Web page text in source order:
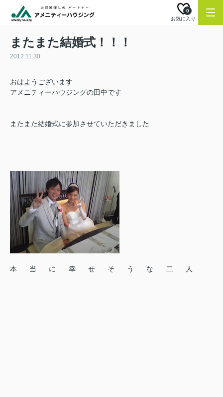
お気に入り
0
またまた結婚式！！！
2012.11.30
おはようございます
アメニティーハウジングの田中です
またまた結婚式に参加させていただきました
本当に幸せそうな二人